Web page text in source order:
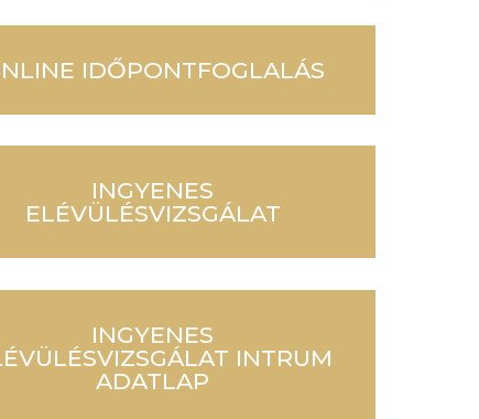
IDŐPONTFOGLALÁS
INGYENES
ELÉVÜLÉSVIZSGÁLAT
INGYENES
INTRUM
ADATLAP